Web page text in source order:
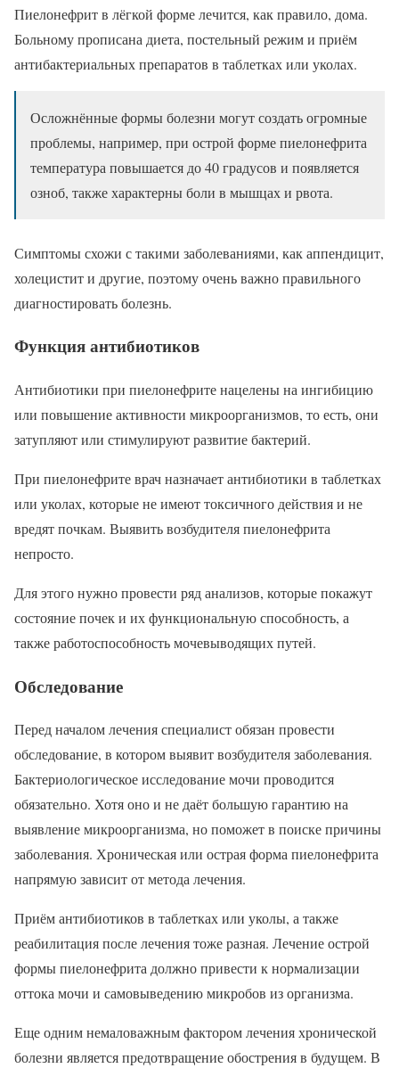
Пиелонефрит в лёгкой форме лечится, как правило, дома.
Больному прописана диета, постельный режим и приём
антибактериальных препаратов в таблетках или уколах.
Осложнённые формы болезни могут создать огромные
проблемы, например, при острой форме пиелонефрита
температура повышается до 40 градусов и появляется
озноб, также характерны боли в мышцах и рвота.
Симптомы схожи с такими заболеваниями, как аппендицит,
холецистит и другие, поэтому очень важно правильного
диагностировать болезнь.
Функция антибиотиков
Антибиотики при пиелонефрите нацелены на ингибицию
или повышение активности микроорганизмов, то есть, они
затупляют или стимулируют развитие бактерий.
При пиелонефрите врач назначает антибиотики в таблетках
или уколах, которые не имеют токсичного действия и не
вредят почкам. Выявить возбудителя пиелонефрита
непросто.
Для этого нужно провести ряд анализов, которые покажут
состояние почек и их функциональную способность, а
также работоспособность мочевыводящих путей.
Обследование
Перед началом лечения специалист обязан провести
обследование, в котором выявит возбудителя заболевания.
Бактериологическое исследование мочи проводится
обязательно. Хотя оно и не даёт большую гарантию на
выявление микроорганизма, но поможет в поиске причины
заболевания. Хроническая или острая форма пиелонефрита
напрямую зависит от метода лечения.
Приём антибиотиков в таблетках или уколы, а также
реабилитация после лечения тоже разная. Лечение острой
формы пиелонефрита должно привести к нормализации
оттока мочи и самовыведению микробов из организма.
Еще одним немаловажным фактором лечения хронической
болезни является предотвращение обострения в будущем. В